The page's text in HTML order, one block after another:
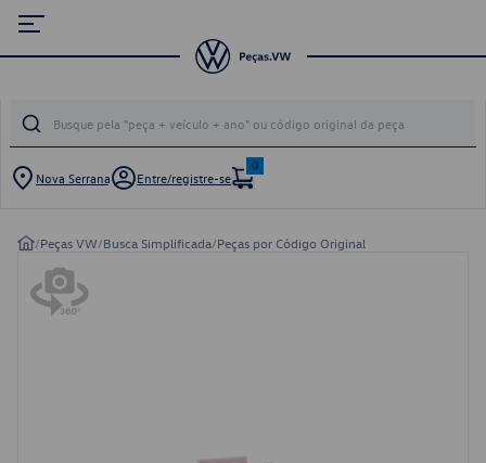
Nova Serrana Entre/registre-se
0
/Peças VW/Busca Simplificada/Peças por Código Original